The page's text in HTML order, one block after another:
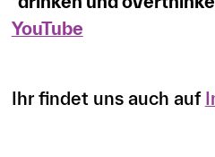
YouTube
Ihr findet uns auch auf